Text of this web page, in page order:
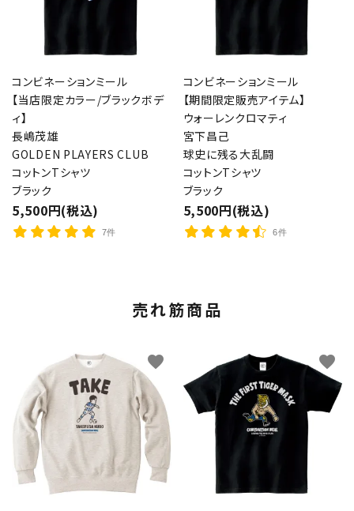
コンビネーションミール
【当店限定カラー/ブラックボデ
ィ】
長嶋茂雄
GOLDEN PLAYERS CLUB
コットンTシャツ
ブラック
5,500円(税込)
7件
コンビネーションミール
【期間限定販売アイテム】
ウォーレンクロマティ
宮下昌己
球史に残る大乱闘
コットンTシャツ
ブラック
5,500円(税込)
6件
売れ筋商品
favorite favorite